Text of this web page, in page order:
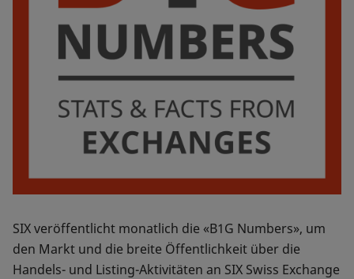
SIX veröffentlicht monatlich die «B1G Numbers», um
den Markt und die breite Öffentlichkeit über die
Handels- und Listing-Aktivitäten an SIX Swiss Exchange